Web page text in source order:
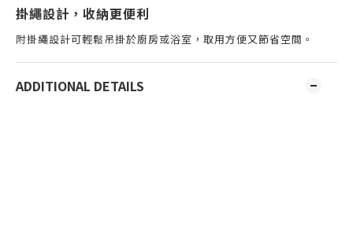
掛繩設計，收納更便利
附掛繩設計可輕鬆吊掛於廚房或浴室，取用方便又節省空間。
ADDITIONAL DETAILS